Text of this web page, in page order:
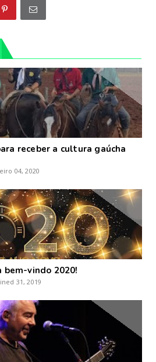
receber a cultura gaúcha
04, 2020
bem-vindo 2020!
31, 2019